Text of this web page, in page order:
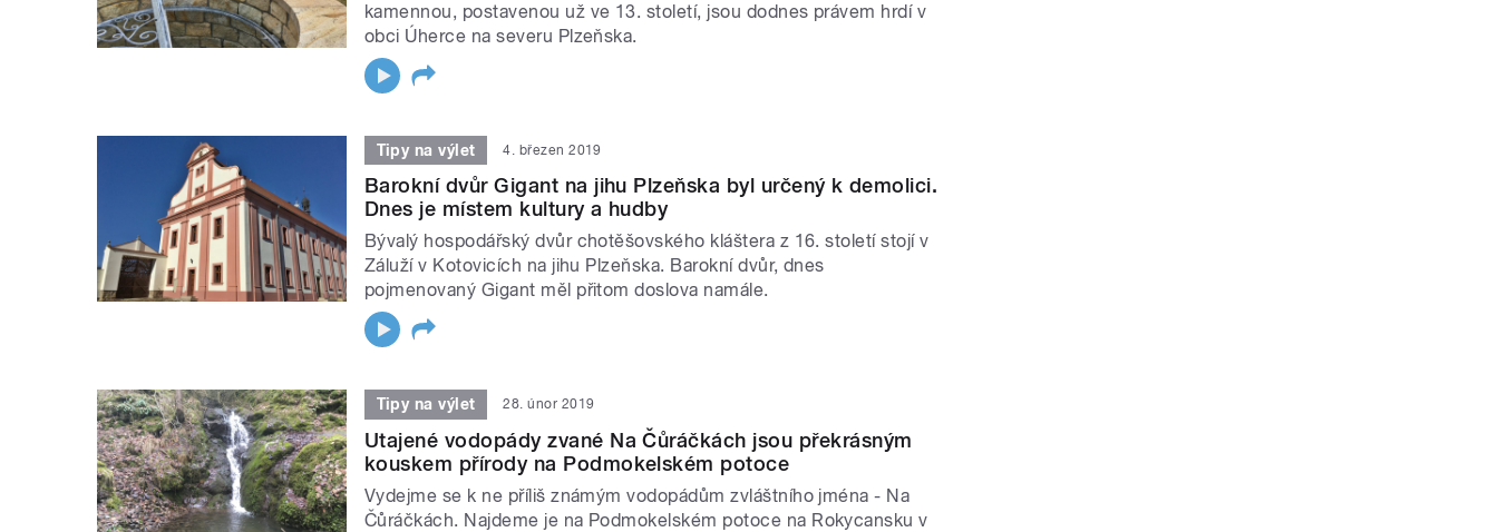
kamennou, postavenou už ve 13. století, jsou dodnes právem hrdí v
obci Úherce na severu Plzeňska.
Tipy na výlet 4. březen 2019
Barokní dvůr Gigant na jihu Plzeňska byl určený k demolici.
Dnes je místem kultury a hudby
Bývalý hospodářský dvůr chotěšovského kláštera z 16. století stojí v
Záluží v Kotovicích na jihu Plzeňska. Barokní dvůr, dnes
pojmenovaný Gigant měl přitom doslova namále.
Tipy na výlet 28. únor 2019
Utajené vodopády zvané Na Čůráčkách jsou překrásným
kouskem přírody na Podmokelském potoce
Vydejme se k ne příliš známým vodopádům zvláštního jména - Na
Čůráčkách. Najdeme je na Podmokelském potoce na Rokycansku v